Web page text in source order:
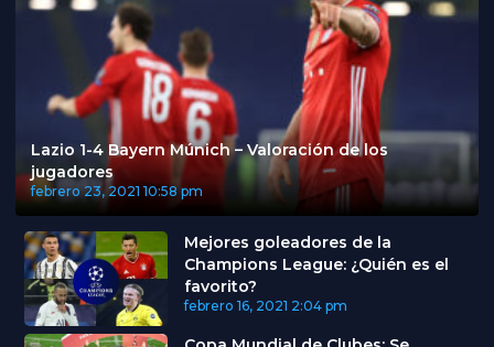
Lazio 1-4 Bayern Múnich – Valoración de los
jugadores
febrero 23, 2021 10:58 pm
Mejores goleadores de la
Champions League: ¿Quién es el
favorito?
febrero 16, 2021 2:04 pm